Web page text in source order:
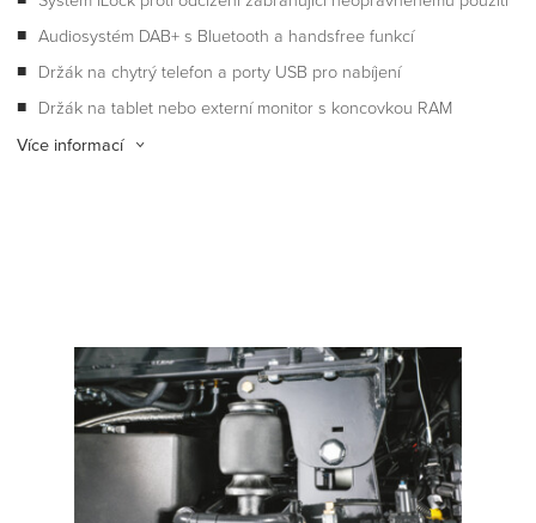
Audiosystém DAB+ s Bluetooth a handsfree funkcí
Držák na chytrý telefon a porty USB pro nabíjení
Držák na tablet nebo externí monitor s koncovkou RAM
Více informací